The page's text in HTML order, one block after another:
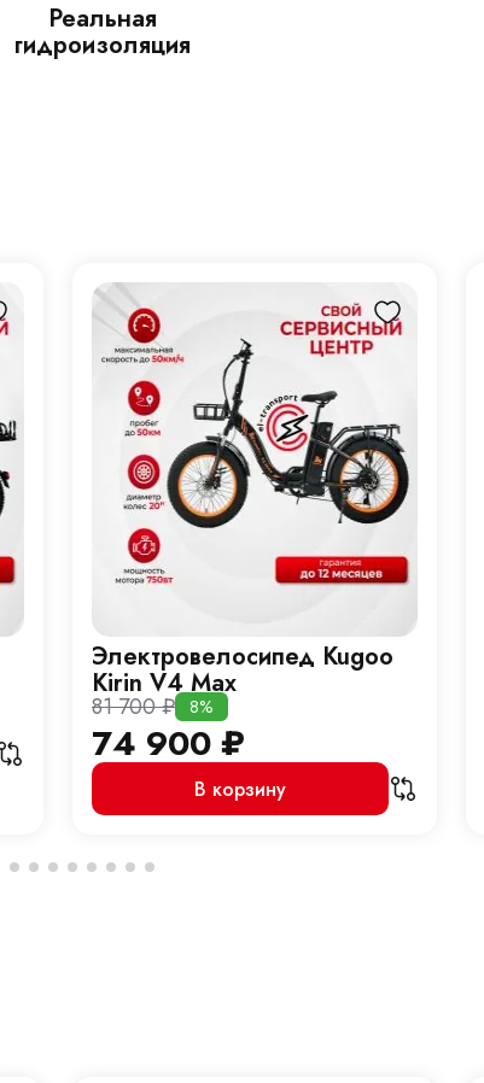
Реальная
гидроизоляция
Электровелосипед Kugoo
Kirin V4 Max
81 700₽ 8%
74 900₽
В корзину